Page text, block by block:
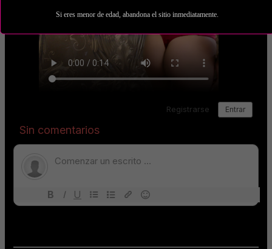
Si eres menor de edad, abandona el sitio inmediatamente.